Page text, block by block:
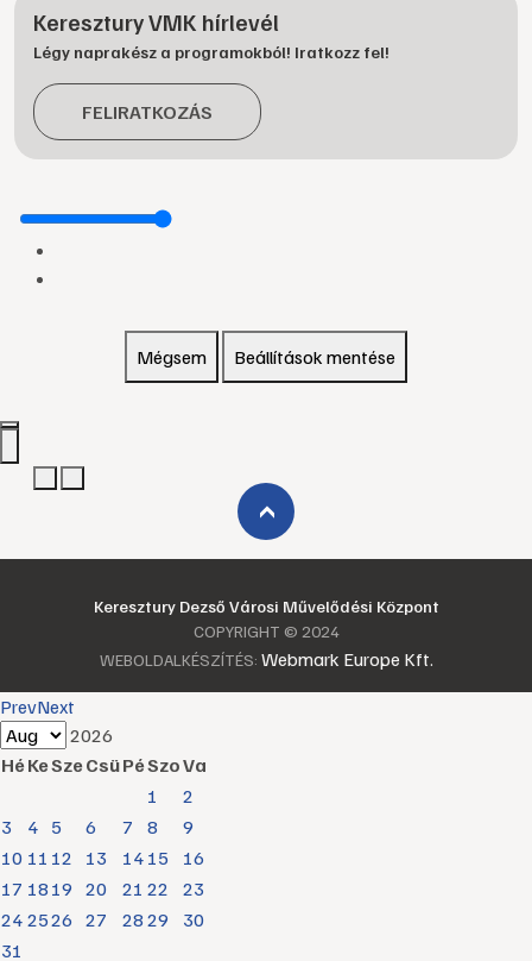
Keresztury VMK hírlevél
Légy naprakész a programokból! Iratkozz fel!
FELIRATKOZÁS
Mégsem Beállítások mentése
›
Keresztury Dezső Városi Művelődési Központ
COPYRIGHT © 2024
WEBOLDALKÉSZÍTÉS: Webmark Europe Kft.
PrevNext
2026
HéKeSzeCsüPéSzoVa
1
2
3
4 5 6 7 8
9
10 11 12 13 14 15
16
17 18 19 20 21 22
23
24 2526 27 28 29
30
31